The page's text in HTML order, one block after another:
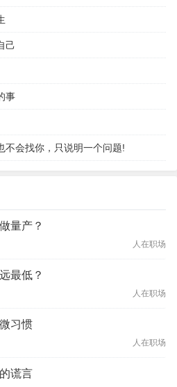
己
事
不会找你，只说明一个问题!
量产？
人在职场
最低？
人在职场
习惯
人在职场
谎言